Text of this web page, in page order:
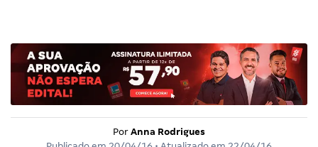
Por Anna Rodrigues